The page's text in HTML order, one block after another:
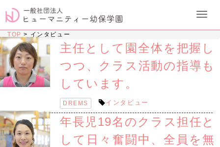
TOP > インタビュー
主任として園全体を把握し
つつ、クラス活動の指導も
しています。
DREMS インタビュー
年長児19名のクラス担任と
して日々奮闘中、全員を無